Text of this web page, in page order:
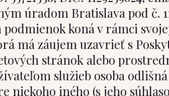
úradom Bratislava pod č.
koná v rámci
má záujem uzavrieť s
stránok alebo
služieb osoba
niekoho iného (s jeho